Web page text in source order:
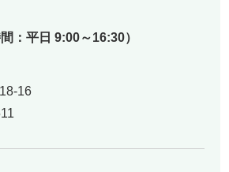
間：平日 9:00～16:30）
16